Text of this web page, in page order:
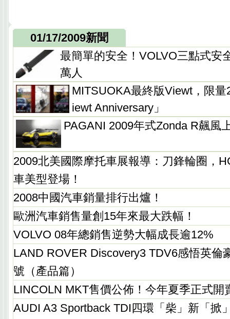
01/17/2009新聞
最簡單的安全！VOLVO三點式安
萬人
MITSUOKA最終版Viewt，限
iewt Anniversary」
PAGANI 2009年式Zonda R飆風
2009北美國際摩托車展報導：刀鋒輪圈，
車美型登場！
2008中國汽車銷量排行出爐！
歐洲汽車銷售量創15年來最大跌幅！
VOLVO 08年總銷售逆勢大幅成長逾12%
LAND ROVER Discovery3 TDV6感悟英倫
號（產品篇）
LINCOLN MKT售價公佈！今年夏季正式開
AUDI A3 Sportback TDI四環「柴」新「掀